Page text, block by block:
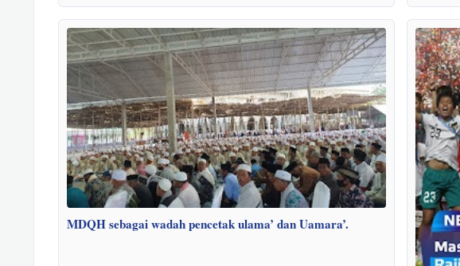
MDQH sebagai wadah pencetak ulama’ dan Uamara’.